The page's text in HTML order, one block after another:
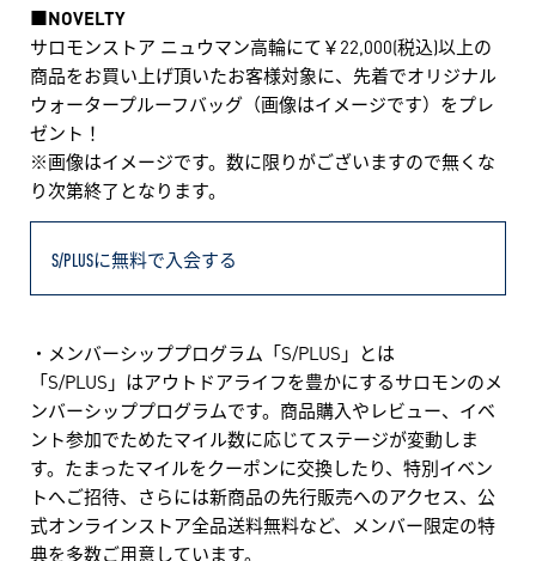
■NOVELTY
サロモンストア ニュウマン高輪にて￥22,000(税込)以上の
商品をお買い上げ頂いたお客様対象に、先着でオリジナル
ウォータープルーフバッグ（画像はイメージです）をプレ
ゼント！
※画像はイメージです。数に限りがございますので無くな
り次第終了となります。
S/PLUSに無料で入会する
・メンバーシッププログラム「S/PLUS」とは
「S/PLUS」はアウトドアライフを豊かにするサロモンのメ
ンバーシッププログラムです。商品購入やレビュー、イベ
ント参加でためたマイル数に応じてステージが変動しま
す。たまったマイルをクーポンに交換したり、特別イベン
トへご招待、さらには新商品の先行販売へのアクセス、公
式オンラインストア全品送料無料など、メンバー限定の特
典を多数ご用意しています。